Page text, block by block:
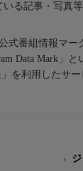
る記事・写真
式番組情報マー
Data Mark」
」を利用したサ